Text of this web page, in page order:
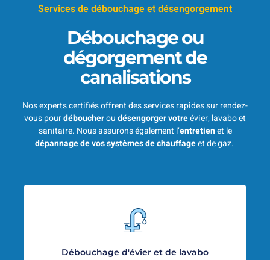
Services de débouchage et désengorgement
Débouchage ou
dégorgement de
canalisations
Nos experts certifiés offrent des services rapides sur rendez-
vous pourdéboucheroudésengorger votreévier, lavabo et
sanitaire. Nous assurons également l’entretienet le
dépannage de vos systèmes de chauffageet de gaz.
Débouchage d'évier et de lavabo